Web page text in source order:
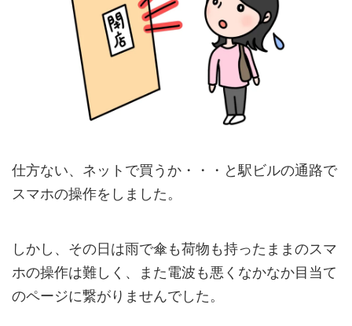
仕方ない、ネットで買うか・・・と駅ビルの通路で
スマホの操作をしました。
しかし、その日は雨で傘も荷物も持ったままのスマ
ホの操作は難しく、また電波も悪くなかなか目当て
のページに繋がりませんでした。